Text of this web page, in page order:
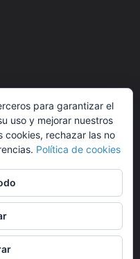
2026.Allegianttema de
para garantizar el
uso y mejorar nuestros
cookies, rechazar las no
Política de cookies